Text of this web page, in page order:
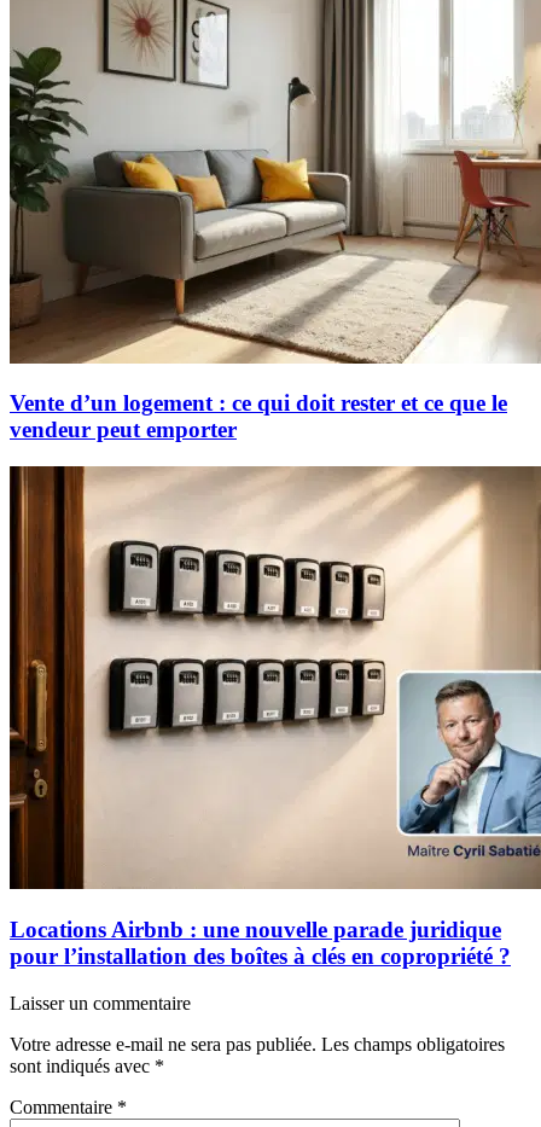
Vente d’un logement : ce qui doit rester et ce que le
vendeur peut emporter
Locations Airbnb : une nouvelle parade juridique
pour l’installation des boîtes à clés en copropriété ?
Laisser un commentaire
Votre adresse e-mail ne sera pas publiée. Les champs obligatoires
sont indiqués avec *
Commentaire *